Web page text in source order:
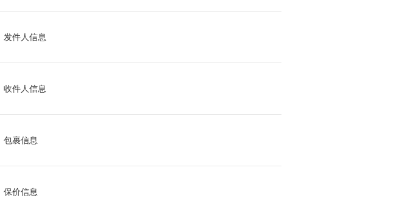
发件人信息
收件人信息
包裹信息
保价信息